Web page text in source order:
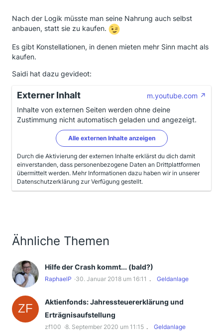
Nach der Logik müsste man seine Nahrung auch selbst
anbauen, statt sie zu kaufen.
Es gibt Konstellationen, in denen mieten mehr Sinn macht als
kaufen.
Saidi hat dazu gevideot:
Externer Inhalt
m.youtube.com
Inhalte von externen Seiten werden ohne deine
Zustimmung nicht automatisch geladen und angezeigt.
Alle externen Inhalte anzeigen
Durch die Aktivierung der externen Inhalte erklärst du dich damit
einverstanden, dass personenbezogene Daten an Drittplattformen
übermittelt werden. Mehr Informationen dazu haben wir in unserer
Datenschutzerklärung zur Verfügung gestellt.
Ähnliche Themen
Hilfe der Crash kommt... (bald?)
RaphaelP 30. Januar 2018 um 16:11 Geldanlage
Aktienfonds: Jahressteuererklärung und
Erträgnisaufstellung
zf100 8. September 2020 um 11:15 Geldanlage